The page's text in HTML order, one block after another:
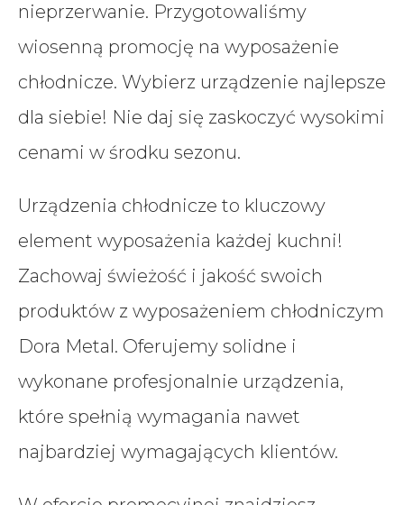
nieprzerwanie. Przygotowaliśmy
wiosenną promocję na wyposażenie
chłodnicze. Wybierz urządzenie najlepsze
dla siebie! Nie daj się zaskoczyć wysokimi
cenami w środku sezonu.
Urządzenia chłodnicze to kluczowy
element wyposażenia każdej kuchni!
Zachowaj świeżość i jakość swoich
produktów z wyposażeniem chłodniczym
Dora Metal. Oferujemy solidne i
wykonane profesjonalnie urządzenia,
które spełnią wymagania nawet
najbardziej wymagających klientów.